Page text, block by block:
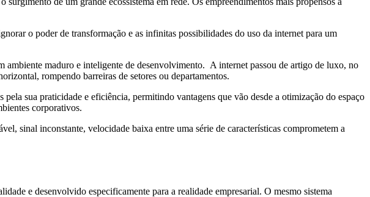
o poder de transformação e as infinitas possibilidades do uso da internet para um
ambiente maduro e inteligente de desenvolvimento. A internet passou de artigo de luxo, no
rompendo barreiras de setores ou departamentos.
sua praticidade e eficiência, permitindo vantagens que vão desde a otimização do espaço
corporativos.
sinal inconstante, velocidade baixa entre uma série de características comprometem a
e desenvolvido especificamente para a realidade empresarial. O mesmo sistema